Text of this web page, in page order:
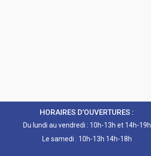
HORAIRES D’OUVERTURES :
Du lundi au vendredi : 10h-13h et 14h-19h
Le samedi : 10h-13h 14h-18h